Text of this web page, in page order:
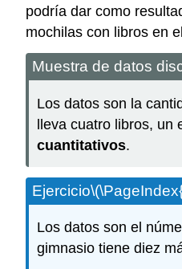
podría dar como
mochilas con libros en
Muestra de datos
Los datos son la
lleva cuatro libros, un
cuantitativos.
Ejercicio
Los datos son el
gimnasio tiene diez